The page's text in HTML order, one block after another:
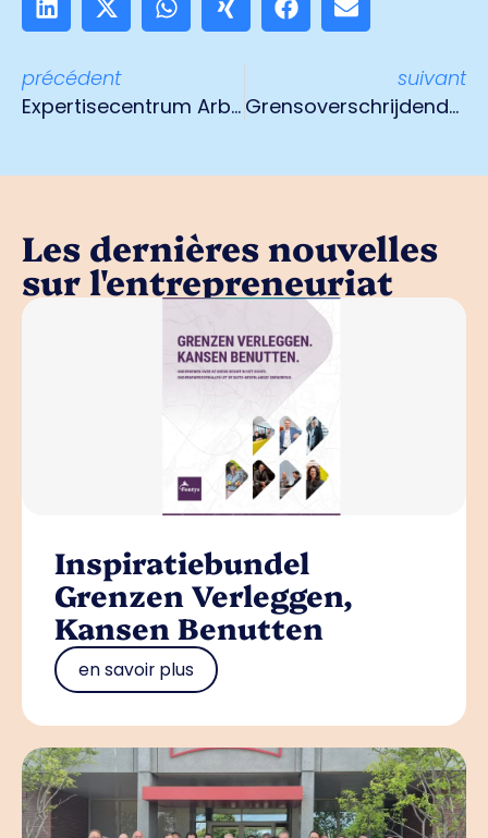
précédent
Expertisecentrum Arbeidsmarkt & Onderwijs
suivant
Grensoverschrijdende economie
Les dernières nouvelles
sur l'entrepreneuriat
Inspiratiebundel
Grenzen Verleggen,
Kansen Benutten
en savoir plus